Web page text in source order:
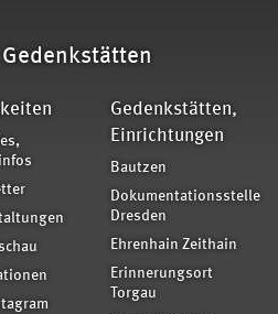
Gedenkstätten,
Einrichtungen
Bautzen
Dokumentationsstelle
Dresden
Ehrenhain Zeithain
Erinnerungsort
Torgau